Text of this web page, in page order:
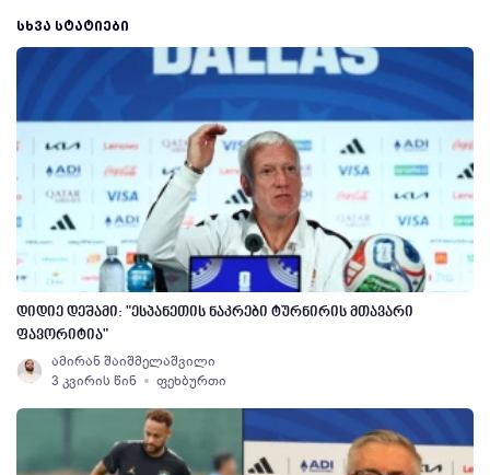
ᲡᲮᲕᲐ ᲡᲢᲐᲢᲘᲔᲑᲘ
დიდიე დეშამი: "ესპანეთის ნაკრები ტურნირის მთავარი
ფავორიტია"
ამირან შაიშმელაშვილი
3 კვირის წინ
ფეხბურთი